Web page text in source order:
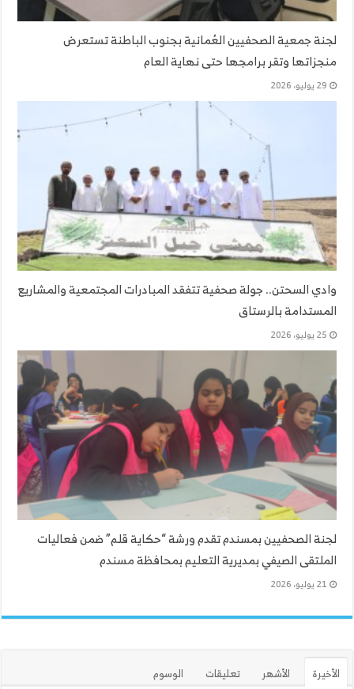
لجنة جمعية الصحفيين العُمانية بجنوب الباطنة تستعرض
منجزاتها وتقر برامجها حتى نهاية العام
29 يوليو، 2026
وادي السحتن.. جولة صحفية تتفقد المبادرات المجتمعية والمشاريع
المستدامة بالرستاق
25 يوليو، 2026
لجنة الصحفيين بمسندم تقدم ورشة “حكاية قلم” ضمن فعاليات
الملتقى الصيفي بمديرية التعليم بمحافظة مسندم
21 يوليو، 2026
الأخيرة الأشهر تعليقات
الوسوم